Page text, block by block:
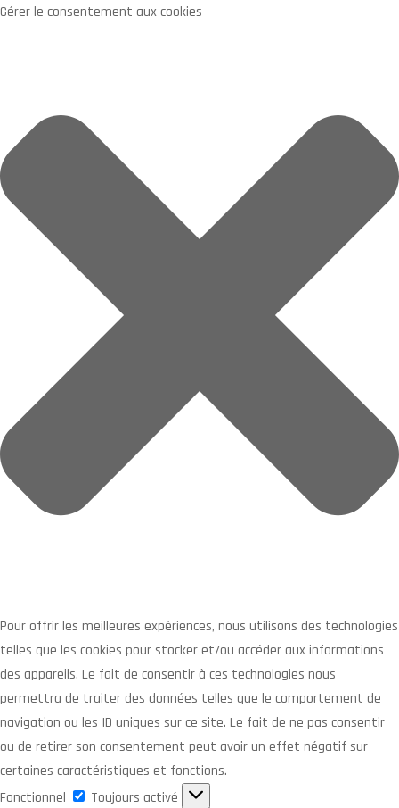
Gérer le consentement aux cookies
Pour offrir les meilleures expériences, nous utilisons des technologies
telles que les cookies pour stocker et/ou accéder aux informations
des appareils. Le fait de consentir à ces technologies nous
permettra de traiter des données telles que le comportement de
navigation ou les ID uniques sur ce site. Le fait de ne pas consentir
ou de retirer son consentement peut avoir un effet négatif sur
certaines caractéristiques et fonctions.
Fonctionnel
Fonctionnel
Toujours activé